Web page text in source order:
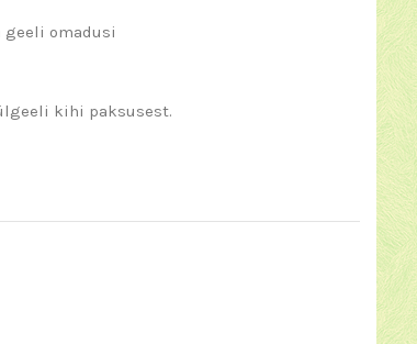
omadusi
kihi paksusest.